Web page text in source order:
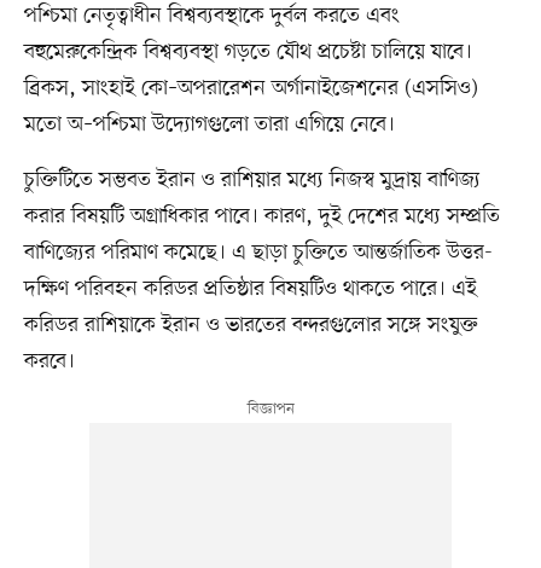
পশ্চিমা নেতৃত্বাধীন বিশ্বব্যবস্থাকে দুর্বল করতে এবং
বহুমেরুকেন্দ্রিক বিশ্বব্যবস্থা গড়তে যৌথ প্রচেষ্টা চালিয়ে যাবে।
ব্রিকস, সাংহাই কো–অপরারেশন অর্গানাইজেশনের (এসসিও)
মতো অ–পশ্চিমা উদ্যোগগুলো তারা এগিয়ে নেবে।
চুক্তিটিতে সম্ভবত ইরান ও রাশিয়ার মধ্যে নিজস্ব মুদ্রায় বাণিজ্য
করার বিষয়টি অগ্রাধিকার পাবে। কারণ, দুই দেশের মধ্যে সম্প্রতি
বাণিজ্যের পরিমাণ কমেছে। এ ছাড়া চুক্তিতে আন্তর্জাতিক উত্তর-
দক্ষিণ পরিবহন করিডর প্রতিষ্ঠার বিষয়টিও থাকতে পারে। এই
করিডর রাশিয়াকে ইরান ও ভারতের বন্দরগুলোর সঙ্গে সংযুক্ত
করবে।